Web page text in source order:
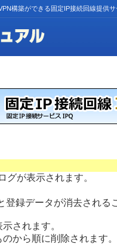
構築ができる固定IP接続回線提供
グが表示されます。
登録データが消去される
されます。
から順に削除されます。